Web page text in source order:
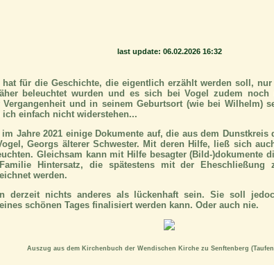
last update: 06.02.2026 16:32
hat für die Geschichte, die eigentlich erzählt werden soll,
beleuchtet wurden und es sich bei Vogel zudem
und in seinem Geburtsort (wie bei Wilhelm)
einfach nicht widerstehen...
Jahre 2021 einige Dokumente auf, die aus dem
Georgs älterer Schwester. Mit deren Hilfe, ließ sich
Gleichsam kann mit Hilfe besagter (Bild-)dokumente
Hintersatz, die spätestens mit der Eheschließung
werden.
derzeit nichts anderes als lückenhaft sein. Sie soll
schönen Tages finalisiert werden kann. Oder auch nie.
Auszug aus dem Kirchenbuch der Wendischen Kirche zu Senftenberg (Taufen